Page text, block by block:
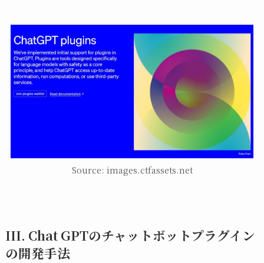
Source: images.ctfassets.net
III. Chat GPTのチャットボットプラグイン
の開発手法